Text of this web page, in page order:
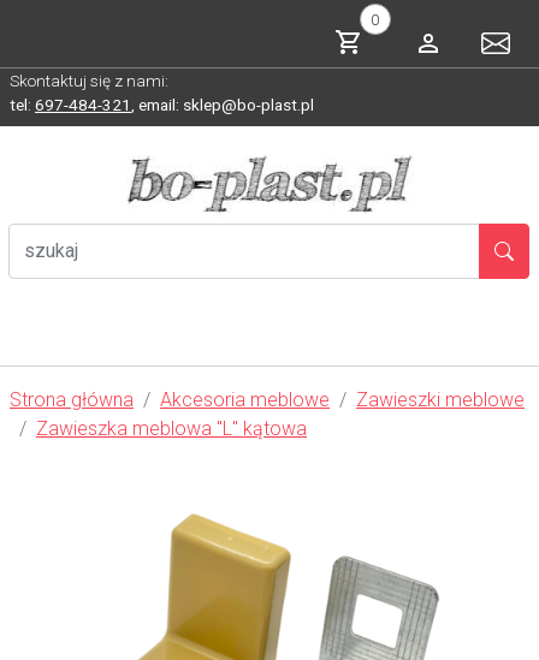
0
Skontaktuj się z nami:
tel: 697-484-321 email: sklep@bo-plast.pl
Strona główna Akcesoria meblowe
Zawieszki meblowe
Zawieszka meblowa "L" kątowa